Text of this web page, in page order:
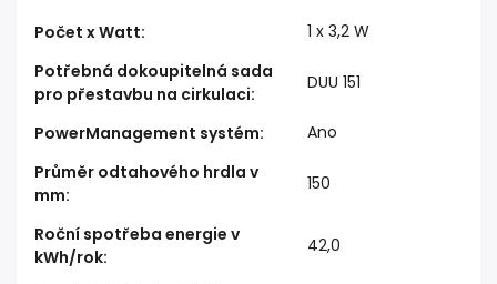
Počet x Watt:
1 x 3,2 W
Potřebná dokoupitelná sada
pro přestavbu na cirkulaci:
DUU 151
PowerManagement systém:
Ano
Průměr odtahového hrdla v
mm:
150
Roční spotřeba energie v
kWh/rok:
42,0